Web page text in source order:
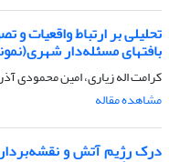
تحلیلی بر ارتباط واقعیات
بافتهای مسئله‌دار شهری(نمونه
کرامت اله زیاری، امین محمودی
مشاهده مقاله
درک رژیم آتش و